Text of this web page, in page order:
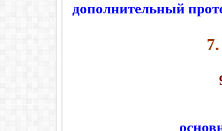
дополнительный